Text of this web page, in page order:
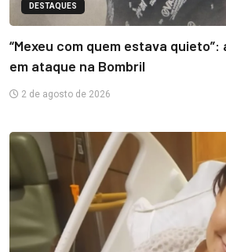
DESTAQUES
“Mexeu com quem estava
em ataque na Bombril
2 de agosto de 2026